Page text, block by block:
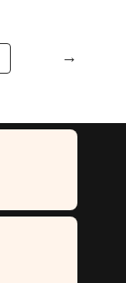
être
du
→